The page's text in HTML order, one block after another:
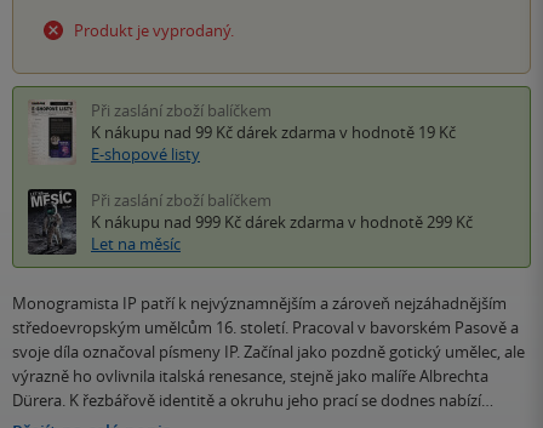
Produkt je vyprodaný.
Při zaslání zboží balíčkem
K nákupu nad 99 Kč dárek zdarma v hodnotě 19 Kč
E-shopové listy
Při zaslání zboží balíčkem
K nákupu nad 999 Kč dárek zdarma v hodnotě 299 Kč
Let na měsíc
Monogramista IP patří k nejvýznamnějším a zároveň nejzáhadnějším
středoevropským umělcům 16. století. Pracoval v bavorském Pasově a
svoje díla označoval písmeny IP. Začínal jako pozdně gotický umělec, ale
výrazně ho ovlivnila italská renesance, stejně jako malíře Albrechta
Dürera. K řezbářově identitě a okruhu jeho prací se dodnes nabízí…